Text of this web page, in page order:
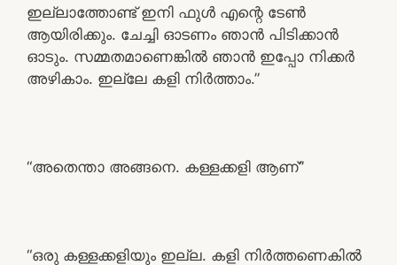
ഇല്ലാത്തോണ്ട് ഇനി ഫുൾ എന്റെ ടേൺ
ആയിരിക്കും. ചേച്ചി ഓടണം ഞാൻ പിടിക്കാൻ
ഓടും. സമ്മതമാണെങ്കിൽ ഞാൻ ഇപ്പോ നിക്കർ
അഴികാം. ഇല്ലേ കളി നിർത്താം.”
“അതെന്താ അങ്ങനെ. കള്ളക്കളി ആണ്”
“ഒരു കള്ളക്കളിയും ഇല്ല. കളി നിർത്തണെകിൽ